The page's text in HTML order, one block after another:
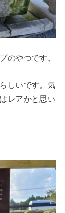
のやつです。
しいです。気
レアかと思い